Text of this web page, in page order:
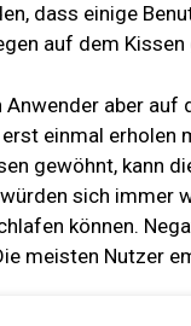
dass einige
auf dem
aber
einmal erholen
gewöhnt, kann
sich immer
können.
meisten Nutzer